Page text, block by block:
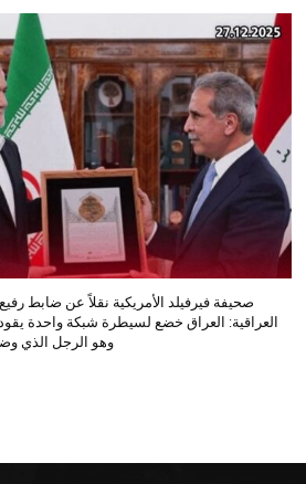
صحيفة فيرفيلد الأمريكية نقلاً عن ضابط
العراقية: العراق خضع لسيطرة شبكة واحدة
وهو الرجل الذي